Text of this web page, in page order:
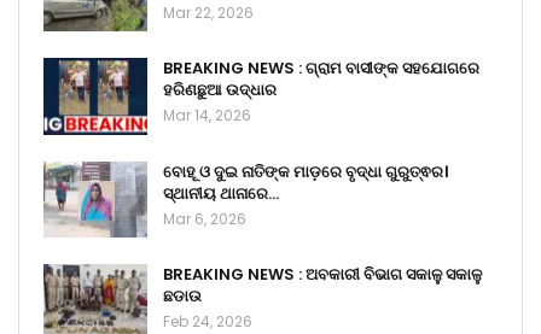
Mar 22, 2026
BREAKING NEWS : ଗ୍ରାମ ବାସୀଙ୍କ ସହଯୋଗରେ
ହରିଣଛୁଆ ଉଦ୍ଧାର
Mar 14, 2026
ବୋହୂ ଓ ଦୁଇ ନାତିଙ୍କ ମାଡ଼ରେ ବୃଦ୍ଧା ଗୁରୁତ୍ଵର।
ସ୍ଥାନୀୟ ଥାନାରେ…
Mar 6, 2026
BREAKING NEWS : ଅବକାରୀ ବିଭାଗ ସକାଳୁ ସକାଳୁ
ଛଡାଉ
Feb 24, 2026